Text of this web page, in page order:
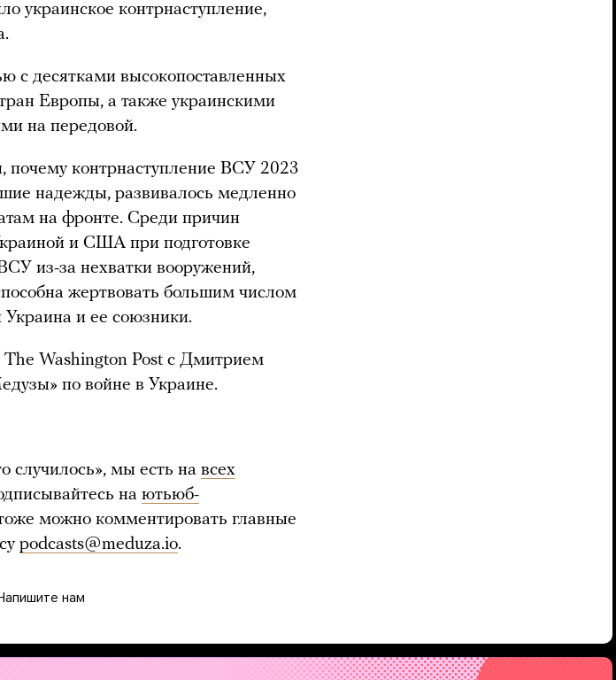
украинское контрнаступление,
с десятками высокопоставленных
Европы, а также украинскими
на передовой.
почему контрнаступление ВСУ 2023
надежды, развивалось медленно
на фронте. Среди причин
и США при подготовке
из-за нехватки вооружений,
жертвовать большим числом
и ее союзники.
Washington Post с Дмитрием
по войне в Украине.
случилось», мы есть на всех
на ютьюб-
можно комментировать главные
podcasts@meduza.io.
нам